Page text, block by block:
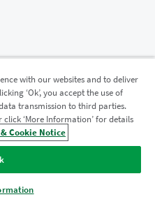
社区
Policies
法律条规
My Info
with our websites and to deliver
‘Ok’, you accept the use of
transmission to third parties.
‘More Information’ for details
Cookie Notice